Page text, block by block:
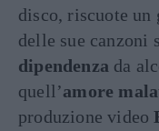
disco, riscuote un
delle sue
dipendenza da
quell’amore
produzione video